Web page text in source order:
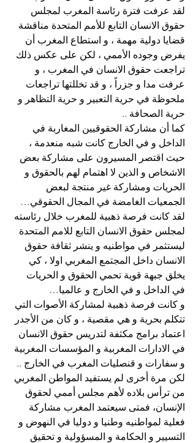
لقد عرفت فترة رئاسة المغرب لمجلس
حقوق الانسان التابع للأمم المتحدة مناقشة
قضايا دولية مهمة ، و استطاع المغرب أن
يفرض وجوده الأممي ، لكن على عكس ذلك
تراجعت حقوق الانسان في المغرب ، و
عرفت مدا و جزراً ، و قد تخللتها تراجعات
ملحوظة في حرية التعبير و حرية التظاهر و
حرية الصحافة ..
كما أن مشاركة الحقوقيين المغاربة في
الداخل و في الخارج كانت شبه منعدمة ،
حيث اقتصر المسيرون على مشاركة بعض
الاشخاص و الذين لا اهتمام لهم بالحقوق و
الحريات ومشاركة غير منتجة لبعض
الجمعيات الغامضة في المجال الحقوقي…
لقد كانت فرصة ذهبية للمغرب خلال رئاسته
لمجلس حقوق الانسان التابع للامم المتحدة
ليستثمر في مواطنيه و ينشر ثقافة حقوق
الانسان داخل المجتمع المغربي اولا ، كي
يخلق جبهة قوية تحمي الحقوق و الحريات
في الداخل و في الخارج و عالميا…
و كانت فرصة ذهبية لمشاركة الأصوات التي
تتكلم بحرية و هي مقصية ، و كان من الأجدر
اعتماد برامج مكثفة لتدريس حقوق الانسان
في الادارات المغربية و المؤسسات المغربية
و سفارات و قنصليات المغرب في الخارج ..
لكن مرة أخرى لم يستفيد المواطن المغربي
من ترأس بلاده لأهم مجلس أممي لحقوق
الإنسان، فمتى سيعتمد المغرب مشاركة
فعلية لمواطنيه وطنيا و دوليا في النهوض و
التسيير و الحكامة و المسؤولية و تحقيق